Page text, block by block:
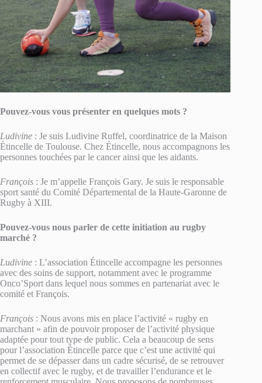
Pouvez-vous vous présenter en quelques mots ?
Ludivine : Je suis Ludivine Ruffel, coordinatrice de la Maison
Étincelle de Toulouse. Chez Étincelle, nous accompagnons les
personnes touchées par le cancer ainsi que les aidants.
François : Je m’appelle François Gary. Je suis le responsable
sport santé du Comité Départemental de la Haute-Garonne de
Rugby à XIII.
Pouvez-vous nous parler de cette initiation au rugby
marché ?
Ludivine : L’association Étincelle accompagne les personnes
avec des soins de support, notamment avec le programme
Onco’Sport dans lequel nous sommes en partenariat avec le
comité et François.
François : Nous avons mis en place l’activité « rugby en
marchant » afin de pouvoir proposer de l’activité physique
adaptée pour tout type de public. Cela a beaucoup de sens
pour l’association Étincelle parce que c’est une activité qui
permet de se dépasser dans un cadre sécurisé, de se retrouver
en collectif avec le rugby, et de travailler l’endurance et le